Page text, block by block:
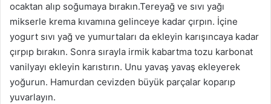
ocaktan alıp soğumaya bırakın.Tereyağ ve sıvı yağı
mikserle krema kıvamına gelinceye kadar çırpın. İçine
yogurt sıvı yağ ve yumurtaları da ekleyin karışıncaya kadar
çırpıp bırakın. Sonra sırayla irmik kabartma tozu karbonat
vanilyayı ekleyin karıstırın. Unu yavaş yavaş ekleyerek
yoğurun. Hamurdan cevizden büyük parçalar koparıp
yuvarlayın.